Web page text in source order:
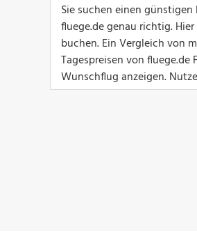
Sie suchen einen
fluege.de genau richtig.
buchen. Ein Vergleich von
Tagespreisen von
Wunschflug anzeigen.